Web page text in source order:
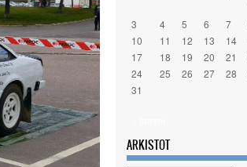
3
4 5 6 7
10
11 12 13 14
17
18 19 20 21
24
25 26 27 28
31
ARKISTOT